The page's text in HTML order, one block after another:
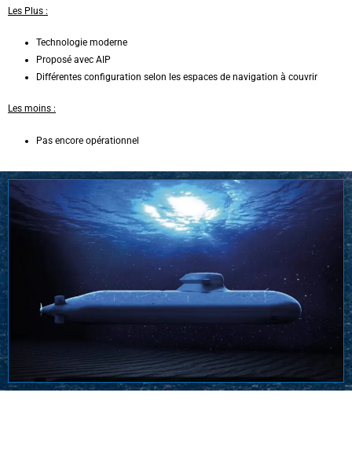
Les Plus :
Technologie moderne
Proposé avec AIP
Différentes configuration selon les espaces de navigation à couvrir
Les moins :
Pas encore opérationnel